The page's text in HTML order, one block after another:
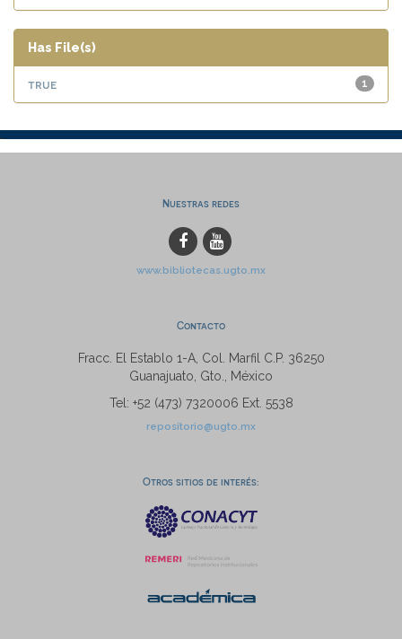
Has File(s)
1
true
Nuestras redes
www.bibliotecas.ugto.mx
Contacto
Fracc. El Establo 1-A, Col. Marfil C.P. 36250
Guanajuato, Gto., México
Tel: +52 (473) 7320006 Ext. 5538
repositorio@ugto.mx
Otros sitios de interés: